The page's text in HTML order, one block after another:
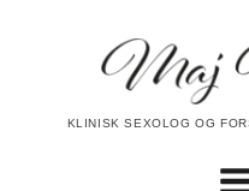
KLINISK SEXOLOG OG